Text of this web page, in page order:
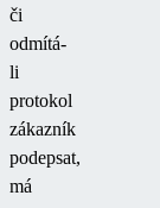
či
odmítá-
li
protokol
zákazník
podepsat,
má